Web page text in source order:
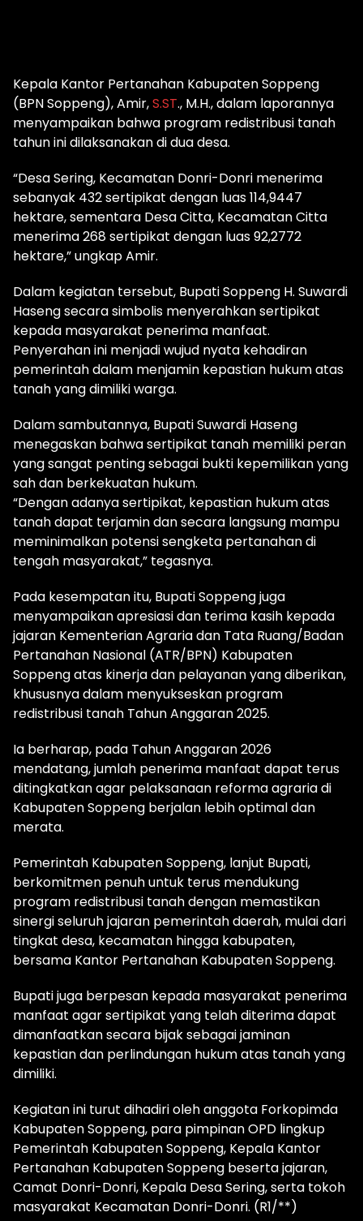
Kepala Kantor Pertanahan Kabupaten Soppeng
(BPN Soppeng), Amir,S.ST., M.H., dalam laporannya
menyampaikan bahwa program redistribusi tanah
tahun ini dilaksanakan di dua desa.
“Desa Sering, Kecamatan Donri-Donri menerima
sebanyak 432 sertipikat dengan luas 114,9447
hektare, sementara Desa Citta, Kecamatan Citta
menerima 268 sertipikat dengan luas 92,2772
hektare,” ungkap Amir.
Dalam kegiatan tersebut, Bupati Soppeng H. Suwardi
Haseng secara simbolis menyerahkan sertipikat
kepada masyarakat penerima manfaat.
Penyerahan ini menjadi wujud nyata kehadiran
pemerintah dalam menjamin kepastian hukum atas
tanah yang dimiliki warga.
Dalam sambutannya, Bupati Suwardi Haseng
menegaskan bahwa sertipikat tanah memiliki peran
yang sangat penting sebagai bukti kepemilikan yang
sah dan berkekuatan hukum.
“Dengan adanya sertipikat, kepastian hukum atas
tanah dapat terjamin dan secara langsung mampu
meminimalkan potensi sengketa pertanahan di
tengah masyarakat,” tegasnya.
Pada kesempatan itu, Bupati Soppeng juga
menyampaikan apresiasi dan terima kasih kepada
jajaran Kementerian Agraria dan Tata Ruang/Badan
Pertanahan Nasional (ATR/BPN) Kabupaten
Soppeng atas kinerja dan pelayanan yang diberikan,
khususnya dalam menyukseskan program
redistribusi tanah Tahun Anggaran 2025.
Ia berharap, pada Tahun Anggaran 2026
mendatang, jumlah penerima manfaat dapat terus
ditingkatkan agar pelaksanaan reforma agraria di
Kabupaten Soppeng berjalan lebih optimal dan
merata.
Pemerintah Kabupaten Soppeng, lanjut Bupati,
berkomitmen penuh untuk terus mendukung
program redistribusi tanah dengan memastikan
sinergi seluruh jajaran pemerintah daerah, mulai dari
tingkat desa, kecamatan hingga kabupaten,
bersama Kantor Pertanahan Kabupaten Soppeng.
Bupati juga berpesan kepada masyarakat penerima
manfaat agar sertipikat yang telah diterima dapat
dimanfaatkan secara bijak sebagai jaminan
kepastian dan perlindungan hukum atas tanah yang
dimiliki.
Kegiatan ini turut dihadiri oleh anggota Forkopimda
Kabupaten Soppeng, para pimpinan OPD lingkup
Pemerintah Kabupaten Soppeng, Kepala Kantor
Pertanahan Kabupaten Soppeng beserta jajaran,
Camat Donri-Donri, Kepala Desa Sering, serta tokoh
masyarakat Kecamatan Donri-Donri. (R1/**)